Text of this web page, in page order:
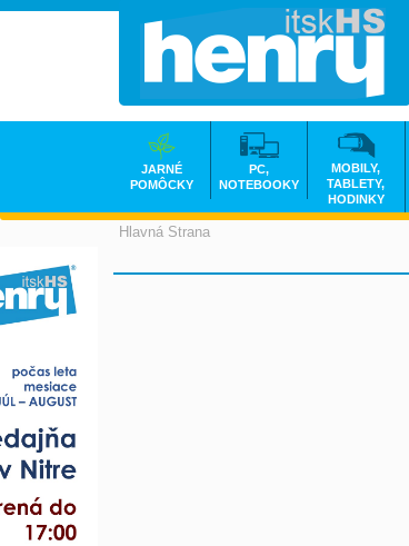
Hlavná Strana
JARNÉ
POMÔCKY
PC,
NOTEBOOKY
MOBILY,
TABLETY,
HODINKY